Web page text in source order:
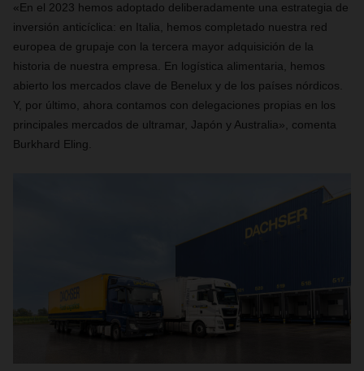
«En el 2023 hemos adoptado deliberadamente una estrategia de
inversión anticíclica: en Italia, hemos completado nuestra red
europea de grupaje con la tercera mayor adquisición de la
historia de nuestra empresa. En logística alimentaria, hemos
abierto los mercados clave de Benelux y de los países nórdicos.
Y, por último, ahora contamos con delegaciones propias en los
principales mercados de ultramar, Japón y Australia», comenta
Burkhard Eling.